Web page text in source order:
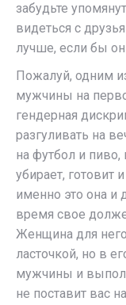
забудьте
видеться с
лучше, если бы
Пожалуй, одним
мужчины на
гендерная
разгуливать на
на футбол и
убирает, готовит
именно это она и
время свое
Женщина для
ласточкой, но в
мужчины и
не поставит вас